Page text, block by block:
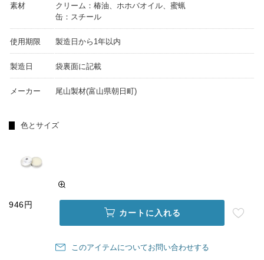
素材
クリーム：椿油、ホホバオイル、蜜蝋
缶：スチール
使用期限 製造日から1年以内
製造日 袋裏面に記載
メーカー 尾山製材(富山県朝日町)
色とサイズ
946円
カートに入れる
このアイテムについてお問い合わせする